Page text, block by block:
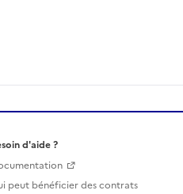
d'aide ?
peut bénéficier des contrats